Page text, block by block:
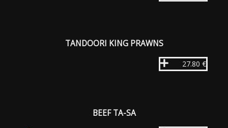
TANDOORI KING PRAWNS
27.80 €
BEEF TA-SA